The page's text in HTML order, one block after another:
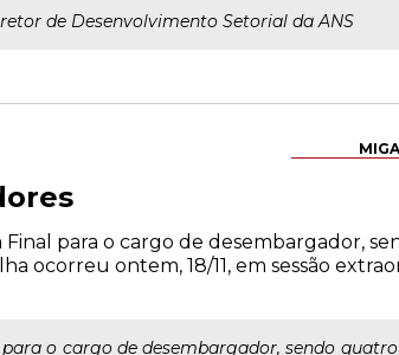
de Desenvolvimento Setorial da ANS
para o cargo de desembargador,
ocorreu ontem, 18/11, em sessão
o cargo de desembargador, sendo